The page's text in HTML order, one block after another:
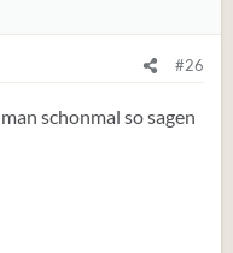
#26
schonmal so sagen